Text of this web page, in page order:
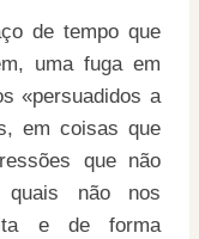
de tempo que
uma fuga em
«persuadidos a
em coisas que
que não
não nos
e de forma